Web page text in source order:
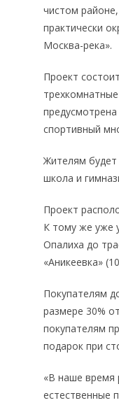
чистом
практически
Москва-река».
Проект
спортивный
Жителям будет
школа и
Проект
К тому же уже
Опалиха до
«Аникеевка»
Покупателям
размере 30%
покупателям
подарок при
«В наше время
естественные